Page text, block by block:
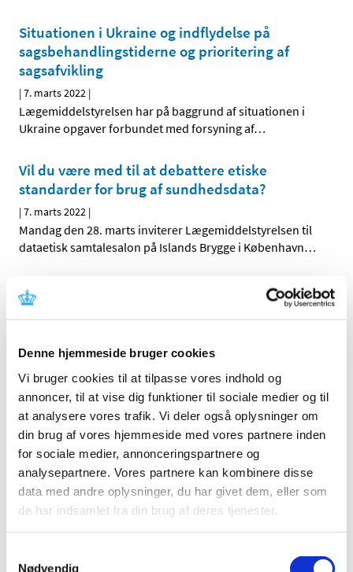
Denne hjemmeside bruger cookies
Vi bruger cookies til at tilpasse vores indhold og
annoncer, til at vise dig funktioner til sociale medier og til
at analysere vores trafik. Vi deler også oplysninger om
din brug af vores hjemmeside med vores partnere inden
for sociale medier, annonceringspartnere og
analysepartnere. Vores partnere kan kombinere disse
data med andre oplysninger, du har givet dem, eller som
de har indsamlet fra din brug af deres tjenester.
Nødvendig
Situationen i Ukraine og indflydelse på
sagsbehandlingstiderne og prioritering af
sagsafvikling
|7. marts 2022 |
Lægemiddelstyrelsen har på baggrund af situationen i
Ukraine opgaver forbundet med forsyning af…
Vil du være med til at debattere etiske
standarder for brug af sundhedsdata?
|7. marts 2022 |
Mandag den 28. marts inviterer Lægemiddelstyrelsen til
dataetisk samtalesalon på Islands Brygge i København…
COVID-19: Lægemiddelstyrelsen forlænger
igen den midlertidige praksis for anmeldelse
af apoteksindkøbspris til Medicinpriser for
Covid-19 vacciner
Lægemiddelstyrelsen har besluttet igen at forlænge den
begrænsede periode, hvor det for Covid-19 vacciner…
Lægemiddelstyrelsen giver på ny tilladelse til
forhandling af håndkøbslægemidler i Bilka
Tilst
|3. marts 2022|